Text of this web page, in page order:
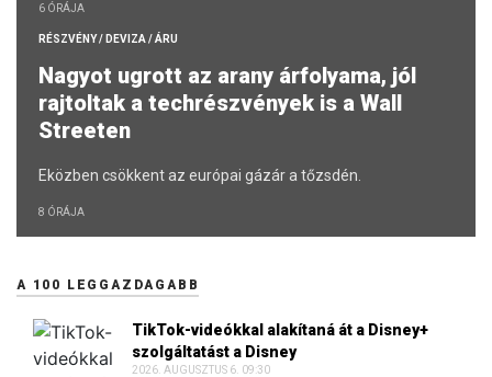
6 ÓRÁJA
RÉSZVÉNY / DEVIZA / ÁRU
Nagyot ugrott az arany árfolyama, jól
rajtoltak a techrészvények is a Wall
Streeten
Eközben csökkent az európai gázár a tőzsdén.
8 ÓRÁJA
A 100 LEGGAZDAGABB
TikTok-videókkal alakítaná át a Disney+
szolgáltatást a Disney
2026. AUGUSZTUS 6. 09:30